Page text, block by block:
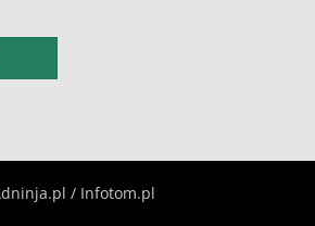
/ Infotom.pl